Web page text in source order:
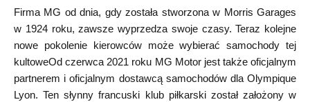
Firma MG od dnia, gdy została stworzona w Morris Garages
w 1924 roku, zawsze wyprzedza swoje czasy. Teraz kolejne
nowe pokolenie kierowców może wybierać samochody tej
kultoweOd czerwca 2021 roku MG Motor jest także oficjalnym
partnerem i oficjalnym dostawcą samochodów dla Olympique
Lyon. Ten słynny francuski klub piłkarski został założony w